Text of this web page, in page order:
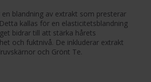
blandning av extrakt som presterar
kallas för en elasticitetsblandning
bidrar till att stärka hårets
och fuktnivå. De inkluderar extrakt
och Grönt Te.